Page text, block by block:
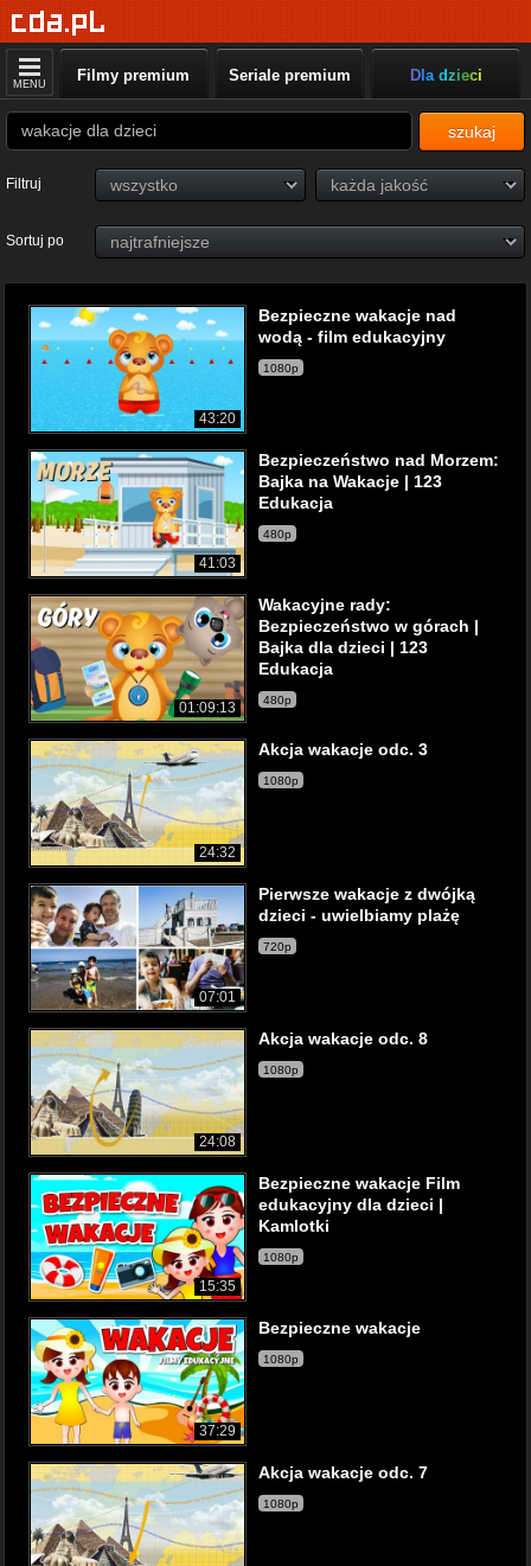
MENU Filmy premium Seriale premium Dla dzieci
szukaj
Filtruj
Sortuj po
43:20
Bezpieczne wakacje nad
wodą - film edukacyjny
1080p
41:03
Bezpieczeństwo nad Morzem:
Bajka na Wakacje | 123
Edukacja
480p
01:09:13
Wakacyjne rady:
Bezpieczeństwo w górach |
Bajka dla dzieci | 123
Edukacja
480p
24:32
Akcja wakacje odc. 3
1080p
07:01
Pierwsze wakacje z dwójką
dzieci - uwielbiamy plażę
720p
24:08
Akcja wakacje odc. 8
1080p
15:35
Bezpieczne wakacje Film
edukacyjny dla dzieci |
Kamlotki
1080p
37:29
Bezpieczne wakacje
1080p
Akcja wakacje odc. 7
1080p